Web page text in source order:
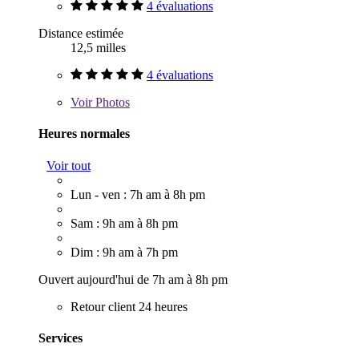
4 évaluations
Distance estimée
12,5 milles
4 évaluations
VoirPhotos
Heures normales
Voir tout
Lun - ven : 7h am à 8h pm
Sam : 9h am à 8h pm
Dim : 9h am à 7h pm
Ouvert aujourd'hui de 7h am à 8h pm
Retour client 24 heures
Services